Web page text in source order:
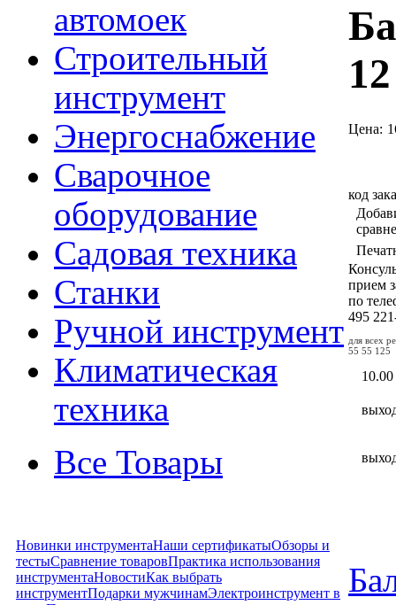
автомоек
Строительный
инструмент
Энергоснабжение
Сварочное
оборудование
Садовая техника
Станки
Ручной инструмент
Климатическая
техника
Все Товары
Новинки инструментаНаши сертификатыОбзоры и
тестыСравнение товаровПрактика использования
инструментаНовостиКак выбрать
инструментПодарки мужчинамЭлектроинструмент в
Цена:
код
прием
по
495
для всех
55 55 125